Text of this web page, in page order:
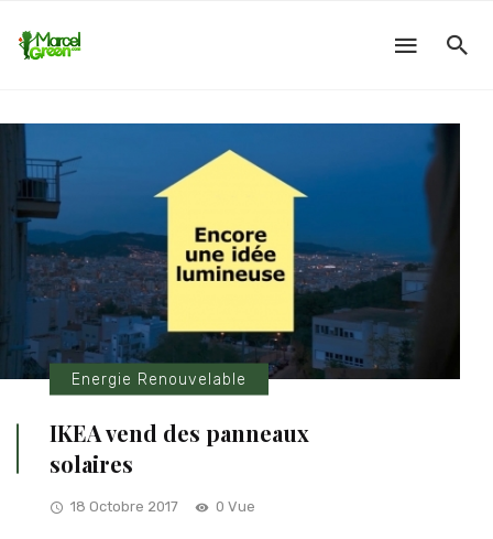
Energie Renouvelable
IKEA vend des panneaux
solaires
18 Octobre 2017 0 Vue